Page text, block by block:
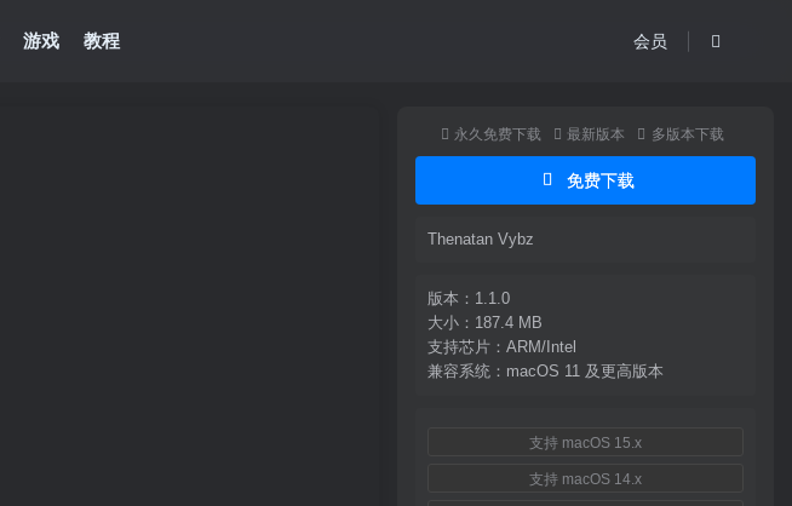
游戏 教程 会员
永久免费下载 最新版本 多版本下载
免费下载
Thenatan Vybz
版本：1.1.0
大小：187.4 MB
支持芯片：ARM/Intel
兼容系统：macOS 11 及更高版本
支持 macOS 15.x
支持 macOS 14.x